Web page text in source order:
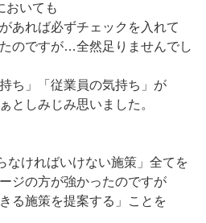
おいても
あれば必ずチェックを入れて
のですが…全然足りませんでし
ち」「従業員の気持ち」が
としみじみ思いました。
なければいけない施策」全てを
ジの方が強かったのですが
る施策を提案する」ことを